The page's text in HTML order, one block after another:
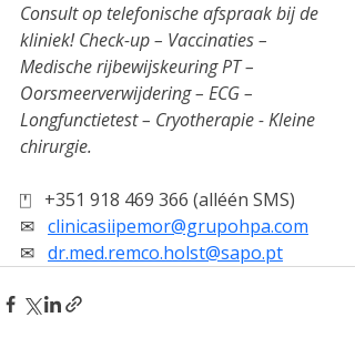
Consult op telefonische afspraak bij de
kliniek! Check-up – Vaccinaties –
Medische rijbewijskeuring PT –
Oorsmeerverwijdering – ECG –
Longfunctietest – Cryotherapie - Kleine
chirurgie.
⍞
✉ clinicasiipemor@grupohpa.com
✉ dr.med.remco.holst@sapo.pt